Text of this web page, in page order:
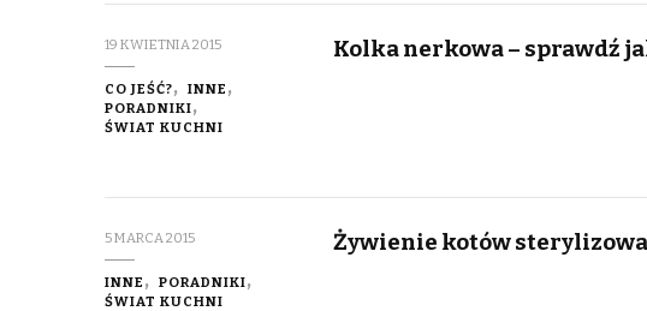
19 KWIETNIA 2015
CO JEŚĆ?
INNE
PORADNIKI
ŚWIAT KUCHNI
Kolka nerkowa – sprawdź
5 MARCA 2015
INNE
PORADNIKI
ŚWIAT KUCHNI
Żywienie kotów